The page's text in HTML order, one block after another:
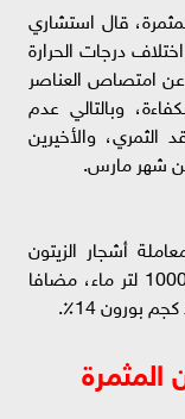
قال استشاري
درجات الحرارة
عن امتصاص العناصر
وبالتالي عدم
الثمري، والأخيرين
من شهر مارس.
أشجار الزيتون
المثمرة بمحلول اليوريا بتركيز 10 كجم لكل 1000 لتر ماء، مضافا
المثمرة